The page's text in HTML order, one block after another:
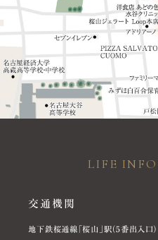
LIFE
交通機関
地下鉄桜通線「桜山」駅（5番出入口）